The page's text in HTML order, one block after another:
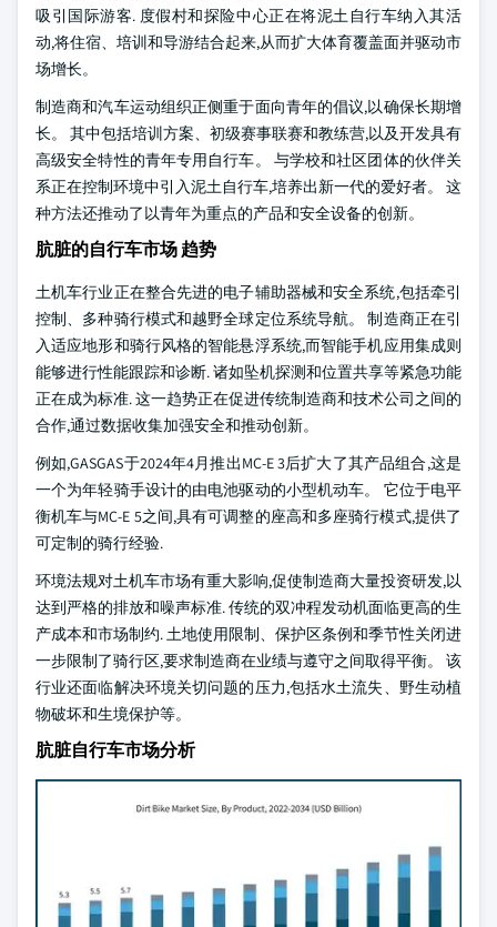
吸引国际游客. 度假村和探险中心正在将泥土自行车纳入其活
动,将住宿、培训和导游结合起来,从而扩大体育覆盖面并驱动市
场增长。
制造商和汽车运动组织正侧重于面向青年的倡议,以确保长期增
长。 其中包括培训方案、初级赛事联赛和教练营,以及开发具有
高级安全特性的青年专用自行车。 与学校和社区团体的伙伴关
系正在控制环境中引入泥土自行车,培养出新一代的爱好者。 这
种方法还推动了以青年为重点的产品和安全设备的创新。
肮脏的自行车市场 趋势
土机车行业正在整合先进的电子辅助器械和安全系统,包括牵引
控制、多种骑行模式和越野全球定位系统导航。 制造商正在引
入适应地形和骑行风格的智能悬浮系统,而智能手机应用集成则
能够进行性能跟踪和诊断. 诸如坠机探测和位置共享等紧急功能
正在成为标准. 这一趋势正在促进传统制造商和技术公司之间的
合作,通过数据收集加强安全和推动创新。
例如,GASGAS于2024年4月推出MC-E 3后扩大了其产品组合,这是
一个为年轻骑手设计的由电池驱动的小型机动车。 它位于电平
衡机车与MC-E 5之间,具有可调整的座高和多座骑行模式,提供了
可定制的骑行经验.
环境法规对土机车市场有重大影响,促使制造商大量投资研发,以
达到严格的排放和噪声标准. 传统的双冲程发动机面临更高的生
产成本和市场制约. 土地使用限制、保护区条例和季节性关闭进
一步限制了骑行区,要求制造商在业绩与遵守之间取得平衡。 该
行业还面临解决环境关切问题的压力,包括水土流失、野生动植
物破坏和生境保护等。
肮脏自行车市场分析